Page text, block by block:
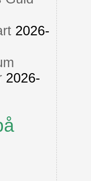
2026-
2026-